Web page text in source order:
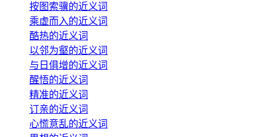
按图索骥的近义词
乘虚而入的近义词
酷热的近义词
以邻为壑的近义词
与日俱增的近义词
醒悟的近义词
精准的近义词
订亲的近义词
心慌意乱的近义词